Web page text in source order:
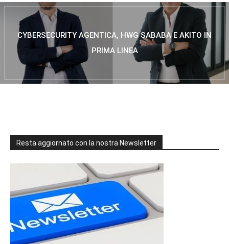
CYBERSECURITY AGENTICA, HWG SABABA E AKITO IN
PRIMA LINEA
Resta aggiornato con la nostra Newsletter